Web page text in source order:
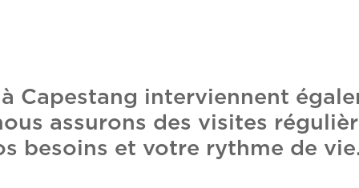
Capestang interviennent
assurons des visites
besoins et votre rythme de